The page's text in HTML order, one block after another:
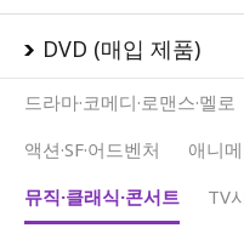
DVD (매입 제품)
드라마·코메디·로맨스·멜로
액션·SF·어드벤처
애니
뮤직·클래식·콘서트
TV